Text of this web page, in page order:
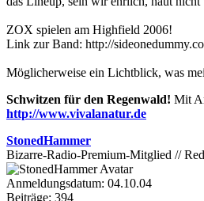
ZOX spielen am Highfield 2006!
Link zur Band: http://
Möglicherweise ein Lichtblick, was
Schwitzen für den Regenwald! Mit
http://www.vivalanatur.de
StonedHammer
Bizarre-Radio-Premium-Mitglied //
Anmeldungsdatum: 04.10.04
Beiträge: 394